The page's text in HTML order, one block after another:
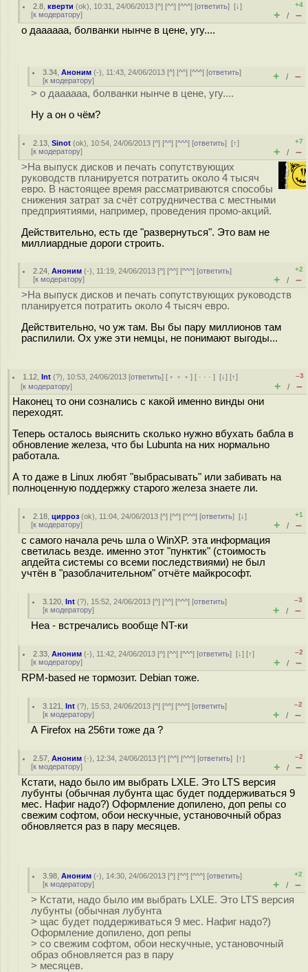
2.8 ,кверти (ok), 10:31, 24/06/2013 [^] [^^] [^^^] [ответить][↓]
[к модератору]
+4
+ / –
о даааааа, болванки нынче в цене, угу....
3.34 ,Аноним (-), 11:43, 24/06/2013 [^] [^^] [^^^] [ответить]
[к модератору] + / –
> о даааааа, болванки нынче в цене, угу....
Ну а он о чём?
2.13 ,Sinot (ok), 10:54, 24/06/2013 [^] [^^] [^^^] [ответить][↑]
[к модератору]
+7
+ / –
>На выпуск дисков и печать сопутствующих
руководств планируется потратить около 4 тысяч
евро. В настоящее время рассматриваются способы
снижения затрат за счёт сотрудничества с местными
предприятиями, например, проведения промо-акций.
Действительно, есть где "развернуться". Это вам не
миллиардные дороги строить.
2.24 ,Аноним (-), 11:19, 24/06/2013 [^] [^^] [^^^] [ответить]
[к модератору]
+2
+ / –
>На выпуск дисков и печать сопутствующих руководств
планируется потратить около 4 тысяч евро.
Действительно, чо уж там. Вы бы пару миллионов там
распилили. Ох уже эти немцы, не понимают выгоды...
1.12 ,Int (?), 10:53, 24/06/2013 [ответить] [ ﹢﹢﹢] [ · · ·][↓] [↑]
[к модератору]
–3
+ / –
Наконец то они сознались с какой именно винды они
переходят.
Теперь осталось выяснить сколько нужно вбухать бабла в
обновление железа, что бы Lubunta на них нормально
работала.
А то даже в Linux любят "выбрасывать" или забивать на
полноценную поддержку старого железа знаете ли.
2.18 ,цирроз (ok), 11:04, 24/06/2013 [^] [^^] [^^^] [ответить][↓]
[к модератору]
+1
+ / –
с самого начала речь шла о WinXP. эта информация
светилась везде. именно этот "пунктик" (стоимость
апдейта системы со всеми последствиями) не был
учтён в "разоблачительном" отчёте майкрософт.
3.120 ,Int (?), 15:52, 24/06/2013 [^] [^^] [^^^] [ответить]
[к модератору]
–3
+ / –
Неа - встречались вообще NT-ки
2.33 ,Аноним (-), 11:42, 24/06/2013 [^] [^^] [^^^] [ответить][↓] [↑]
[к модератору]
–2
+ / –
RPM-based не тормозит. Debian тоже.
3.121 ,Int (?), 15:53, 24/06/2013 [^] [^^] [^^^] [ответить]
[к модератору]
–2
+ / –
А Firefox на 256ти тоже да ?
2.57 ,Аноним (-), 12:34, 24/06/2013 [^] [^^] [^^^] [ответить][↑]
[к модератору]
–2
+ / –
Кстати, надо было им выбрать LXLE. Это LTS версия
лубунты (обычная лубунта щас будет поддерживаться 9
мес. Нафиг надо?) Оформление допилено, доп репы со
свежим софтом, обои нескучные, установочный образ
обновляется раз в пару месяцев.
3.98 ,Аноним (-), 14:30, 24/06/2013 [^] [^^] [^^^] [ответить]
[к модератору]
+2
+ / –
> Кстати, надо было им выбрать LXLE. Это LTS версия
лубунты (обычная лубунта
> щас будет поддерживаться 9 мес. Нафиг надо?)
Оформление допилено, доп репы
> со свежим софтом, обои нескучные, установочный
образ обновляется раз в пару
> месяцев.